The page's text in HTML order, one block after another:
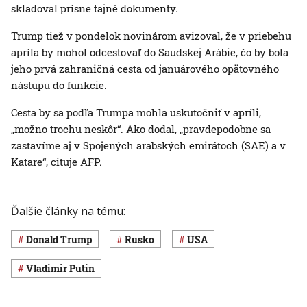
skladoval prísne tajné dokumenty.
Trump tiež v pondelok novinárom avizoval, že v priebehu
apríla by mohol odcestovať do Saudskej Arábie, čo by bola
jeho prvá zahraničná cesta od januárového opätovného
nástupu do funkcie.
Cesta by sa podľa Trumpa mohla uskutočniť v apríli,
„možno trochu neskôr“. Ako dodal, „pravdepodobne sa
zastavíme aj v Spojených arabských emirátoch (SAE) a v
Katare“, cituje AFP.
Ďalšie články na tému:
Donald Trump Rusko USA
Vladimir Putin